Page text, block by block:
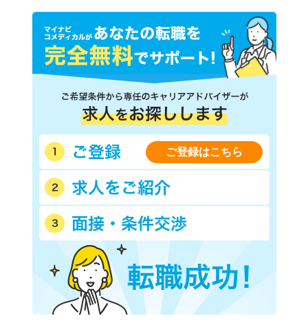
ご登録はこちら